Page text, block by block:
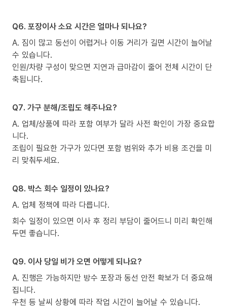
Q6. 포장이사 소요 시간은 얼마나 되나요?
A. 짐이 많고 동선이 어렵거나 이동 거리가 길면 시간이 늘어날
수 있습니다.
인원/차량 구성이 맞으면 지연과 급마감이 줄어 전체 시간이 단
축됩니다.
Q7. 가구 분해/조립도 해주나요?
A. 업체/상품에 따라 포함 여부가 달라 사전 확인이 가장 중요합
니다.
조립이 필요한 가구가 있다면 포함 범위와 추가 비용 조건을 미
리 맞춰두세요.
Q8. 박스 회수 일정이 있나요?
A. 업체 정책에 따라 다릅니다.
회수 일정이 있으면 이사 후 정리 부담이 줄어드니 미리 확인해
두면 좋습니다.
Q9. 이사 당일 비가 오면 어떻게 되나요?
A. 진행은 가능하지만 방수 포장과 동선 안전 확보가 더 중요해
집니다.
우천 등 날씨 상황에 따라 작업 시간이 늘어날 수 있습니다.